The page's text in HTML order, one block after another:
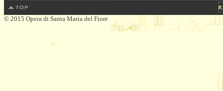
© 2015 Opera di Santa Maria del Fiore